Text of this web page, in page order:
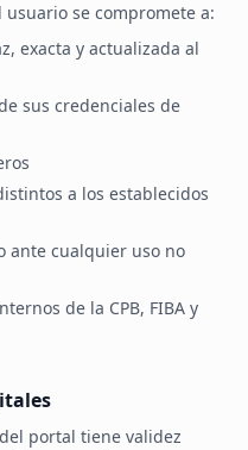
se compromete a:
exacta y actualizada al
sus credenciales de
a los establecidos
ante cualquier uso no
de la CPB, FIBA y
portal tiene validez